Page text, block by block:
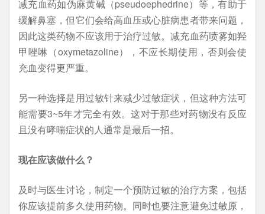
减充血药如伪麻黄碱（pseudoephedrine）等，有助于
缓解鼻塞，但它们会给高血压或心脏病患者带来问题，
因此这类药物不应该用于治疗过敏。减充血药喷雾如羟
甲唑啉（oxymetazoline），不应长期使用，否则会使
充血变得更严重。
另一种选择是用过敏针来减少过敏症状，但这种方法可
能需要3~5年才完全有效。这对于那些对药物没有反应
且没有哮喘症状的人通常是最后一招。
现在应该做什么？
及时与医生讨论，制定一个预防过敏的治疗方案，包括
你应该提前多久使用药物。同时也要注意避免过敏原，